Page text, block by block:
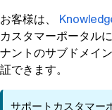
お客様は、
カスタマーポータル
ナントのサブドメイ
証できます。
サポートカスタマー